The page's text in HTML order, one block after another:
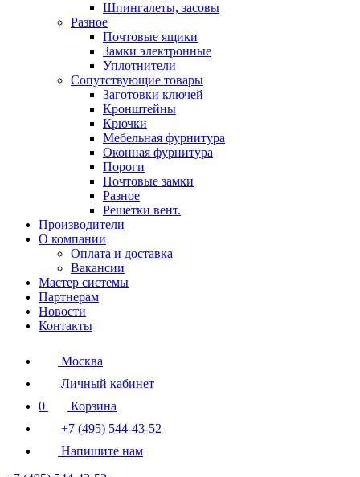
Шпингалеты, засовы
Разное
Почтовые ящики
Замки электронные
Уплотнители
Сопутствующие товары
Заготовки ключей
Кронштейны
Крючки
Мебельная фурнитура
Оконная фурнитура
Пороги
Почтовые замки
Разное
Решетки вент.
Производители
О компании
Оплата и доставка
Вакансии
Мастер системы
Партнерам
Новости
Контакты
Москва
Личный кабинет
0
Корзина
+7 (495) 544-43-52
Напишите нам